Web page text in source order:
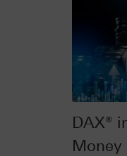
DAX®
Money